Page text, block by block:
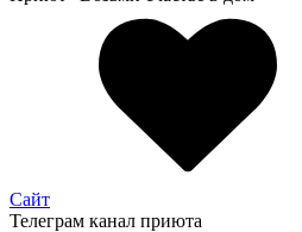
Сайт
Телеграм канал приюта